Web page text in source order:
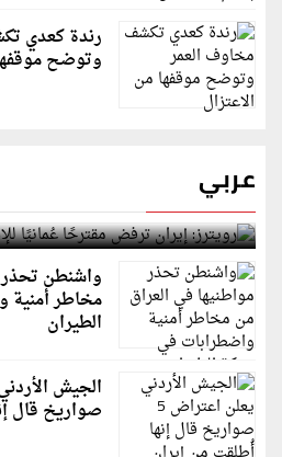
رندة كعدي
وتوضح
عربي
رويترز: إيران ترفض مقترحًا عُمانيًا
لمضيق هرمز
واشنطن تحذر
مخاطر
الطيران
صواريخ قال